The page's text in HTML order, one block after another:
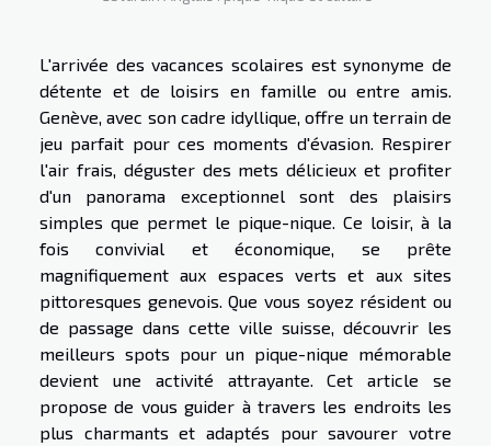
L'arrivée des vacances scolaires est synonyme de
détente et de loisirs en famille ou entre amis.
Genève, avec son cadre idyllique, offre un terrain de
jeu parfait pour ces moments d'évasion. Respirer
l'air frais, déguster des mets délicieux et profiter
d'un panorama exceptionnel sont des plaisirs
simples que permet le pique-nique. Ce loisir, à la
fois convivial et économique, se prête
magnifiquement aux espaces verts et aux sites
pittoresques genevois. Que vous soyez résident ou
de passage dans cette ville suisse, découvrir les
meilleurs spots pour un pique-nique mémorable
devient une activité attrayante. Cet article se
propose de vous guider à travers les endroits les
plus charmants et adaptés pour savourer votre